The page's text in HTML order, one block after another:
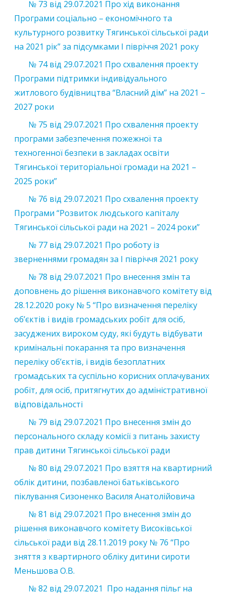
№ 73 від 29.07.2021 Про хід виконання
Програми соціально – економічного та
культурного розвитку Тягинської сільської ради
на 2021 рік” за підсумками І півріччя 2021 року
№ 74 від 29.07.2021 Про схвалення проекту
Програми підтримки індивідуального
житлового будівництва “Власний дім” на 2021 –
2027 роки
№ 75 від 29.07.2021 Про схвалення проекту
програми забезпечення пожежної та
техногенної безпеки в закладах освіти
Тягинської територіальної громади на 2021 –
2025 роки”
№ 76 від 29.07.2021 Про схвалення проекту
Програми “Розвиток людського капіталу
Тягинської сільської ради на 2021 – 2024 роки”
№ 77 від 29.07.2021 Про роботу із
зверненнями громадян за І півріччя 2021 року
№ 78 від 29.07.2021 Про внесення змін та
доповнень до рішення виконавчого комітету від
28.12.2020 року № 5 “Про визначення переліку
об’єктів і видів громадських робіт для осіб,
засуджених вироком суду, які будуть відбувати
кримінальні покарання та про визначення
переліку об’єктів, і видів безоплатних
громадських та суспільно корисних оплачуваних
робіт, для осіб, притягнутих до адміністративної
відповідальності
№ 79 від 29.07.2021 Про внесення змін до
персонального складу комісії з питань захисту
прав дитини Тягинської сільської ради
№ 80 від 29.07.2021 Про взяття на квартирний
облік дитини, позбавленої батьківського
піклування Сизоненко Василя Анатолійовича
№ 81 від 29.07.2021 Про внесення змін до
рішення виконавчого комітету Високівської
сільської ради від 28.11.2019 року № 76 “Про
зняття з квартирного обліку дитини сироти
Меньшова О.В.
№ 82 від 29.07.2021 Про надання пільг на